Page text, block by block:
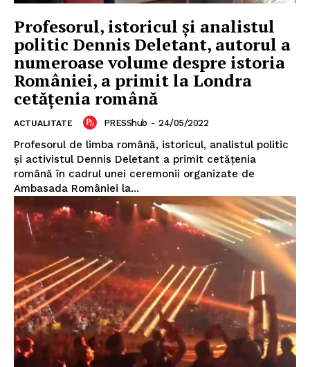
Profesorul, istoricul și analistul
politic Dennis Deletant, autorul a
numeroase volume despre istoria
României, a primit la Londra
cetățenia română
ACTUALITATE PRESShub - 24/05/2022
Profesorul de limba română, istoricul, analistul politic
și activistul Dennis Deletant a primit cetățenia
română în cadrul unei ceremonii organizate de
Ambasada României la...